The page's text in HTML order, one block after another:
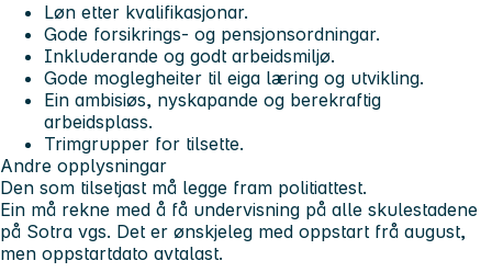
Løn etter kvalifikasjonar.
Gode forsikrings- og pensjonsordningar.
Inkluderande og godt arbeidsmiljø.
Gode moglegheiter til eiga læring og utvikling.
Ein ambisiøs, nyskapande og berekraftig
arbeidsplass.
Trimgrupper for tilsette.
Andre opplysningar
Den som tilsetjast må legge fram politiattest.
Ein må rekne med å få undervisning på alle skulestadene
på Sotra vgs. Det er ønskjeleg med oppstart frå august,
men oppstartdato avtalast.